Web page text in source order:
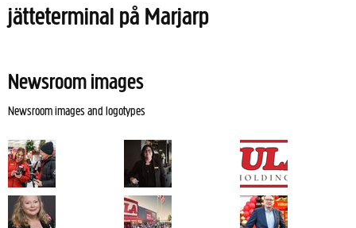
jätteterminal på Marjarp
Newsroom images
Newsroom images and logotypes